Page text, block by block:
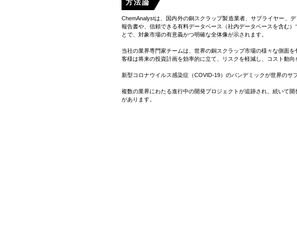
与、新しい品の発表と取引、合併と買収、戦
方法論
ChemAnalystは、国内外の銅スクラップ製造業者、サプライヤー、
報告書や、信頼できる有料データベース（社内データベースを含む
とで、対象市場の有意義かつ明確な全体像が示されます。
当社の業界専門家チームは、世界の銅スクラップ市場の様々な側面
客様は将来の投資計画を効率的に立て、リスクを軽減し、コスト動
新型コロナウイルス感染症（COVID-19）のパンデミックが世界の
複数の業界にわたる進行中の開発プロジェクトが追跡され、続いて
があります。